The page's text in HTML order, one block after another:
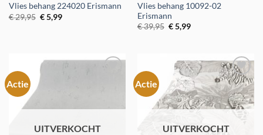
Vlies behang 224020 Erismann
€29,95 Oorspronkelijke
prijs
€5,99Huidige
Vlies behang 10092-02
Erismann
€39,95 Oorspronkelijke
prijs
€5,99Huidige
Actie
UITVERKOCHT
Actie
Toevoegen
aan
verlanglijst
UITVERKOCHT